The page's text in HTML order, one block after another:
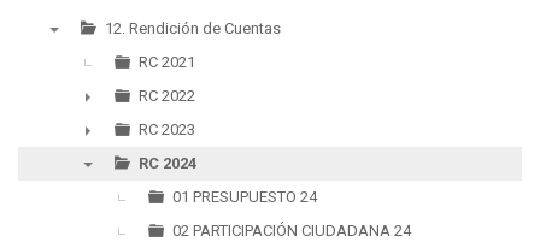
12. Rendición de Cuentas
RC 2021
►
RC 2022
►
RC 2023
RC 2024
01 PRESUPUESTO 24
02 PARTICIPACIÓN CIUDADANA 24